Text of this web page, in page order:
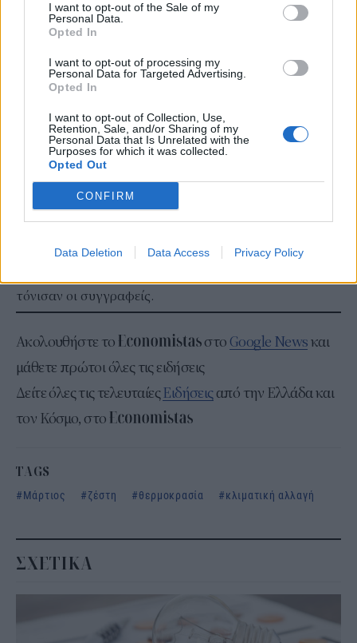
I want to opt-out of the Sale of my
Personal Data.
Opted In
I want to opt-out of processing my
Personal Data for Targeted Advertising.
Opted In
I want to opt-out of Collection, Use,
Retention, Sale, and/or Sharing of my
Personal Data that Is Unrelated with the
Purposes for which it was collected.
Opted Out
CONFIRM
Data Deletion Data Access Privacy Policy
μέρη ανά εκατομμύριο (ppm) το 2023, με άλλα λόγια
αυξήθηκε κατά 2,8 ppm σε σύγκριση με το 2022.
Σύμφωνα με το πρόγραμμα Carbon Monitor, ωστόσο,
οι παγκόσμιες εκλύσεις CO2 το 2023 δεν αυξήθηκαν
παρά κατά 0,1% σε σχέση με το 2022, φθάνοντας τους
35,8 γιγατόνους.
Αν και αυτές οι εκτιμήσεις αφήνουν να εννοηθεί πως οι
ανθρωπογενείς εκπομπές πιθανόν έχουν
επιπεδοποιηθεί, αποτελούν ωστόσο «το 10% από το
άνθρακα που απομένει για να περιοριστεί η αύξηση
τόνισαν οι συγγραφείς.
Ακολουθήστε το στο Google Newsκαι
μάθετε πρώτοι όλες τις ειδήσεις
Δείτε όλες τις τελευταίεςΕιδήσειςαπό την Ελλάδα και
τον Κόσμο, στο
TAGS
Μάρτιος
ζέστη θερμοκρασία κλιματική αλλαγή
ΣΧΕΤΙΚΑ